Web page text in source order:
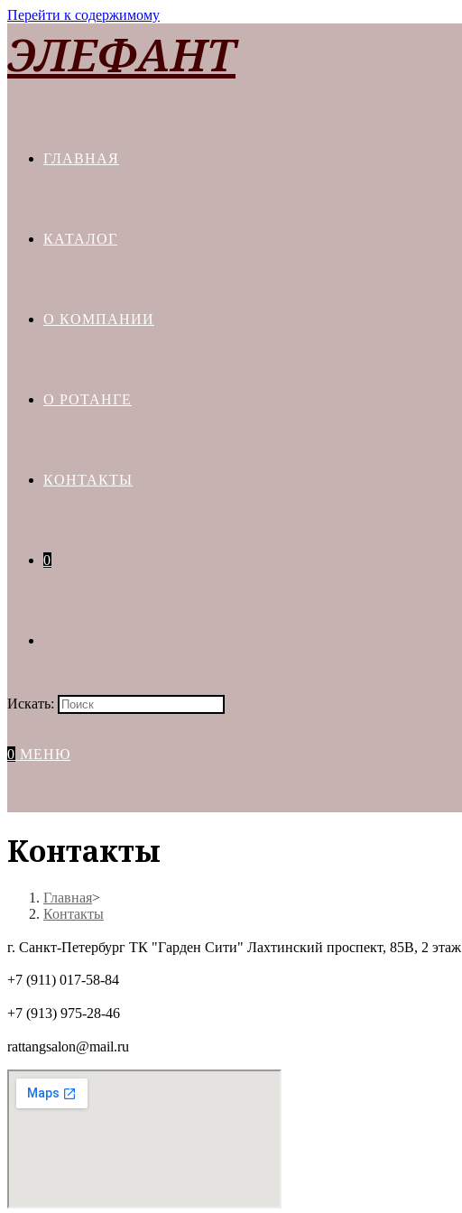
Перейти к содержимому
ЭЛЕФАНТ
ГЛАВНАЯ
КАТАЛОГ
О КОМПАНИИ
О РОТАНГЕ
КОНТАКТЫ
0
Искать:
0 МЕНЮ
Контакты
Главная>
Контакты
г. Санкт-Петербург ТК "Гарден Сити" Лахтинский проспект, 85В, 2 этаж
+7 (911) 017-58-84
+7 (913) 975-28-46
rattangsalon@mail.ru